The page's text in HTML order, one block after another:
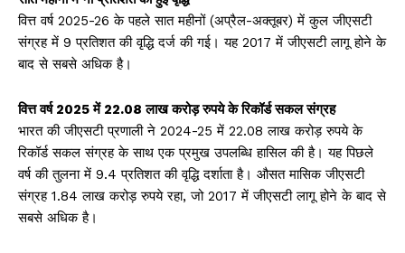
वित्त वर्ष 2025-26 के पहले सात महीनों (अप्रैल-अक्तूबर) में कुल जीएसटी
संग्रह में 9 प्रतिशत की वृद्धि दर्ज की गई। यह 2017 में जीएसटी लागू होने के
बाद से सबसे अधिक है।
वित्त वर्ष 2025 में 22.08 लाख करोड़ रुपये के रिकॉर्ड सकल संग्रह
भारत की जीएसटी प्रणाली ने 2024-25 में 22.08 लाख करोड़ रुपये के
रिकॉर्ड सकल संग्रह के साथ एक प्रमुख उपलब्धि हासिल की है। यह पिछले
वर्ष की तुलना में 9.4 प्रतिशत की वृद्धि दर्शाता है। औसत मासिक जीएसटी
संग्रह 1.84 लाख करोड़ रुपये रहा, जो 2017 में जीएसटी लागू होने के बाद से
सबसे अधिक है।